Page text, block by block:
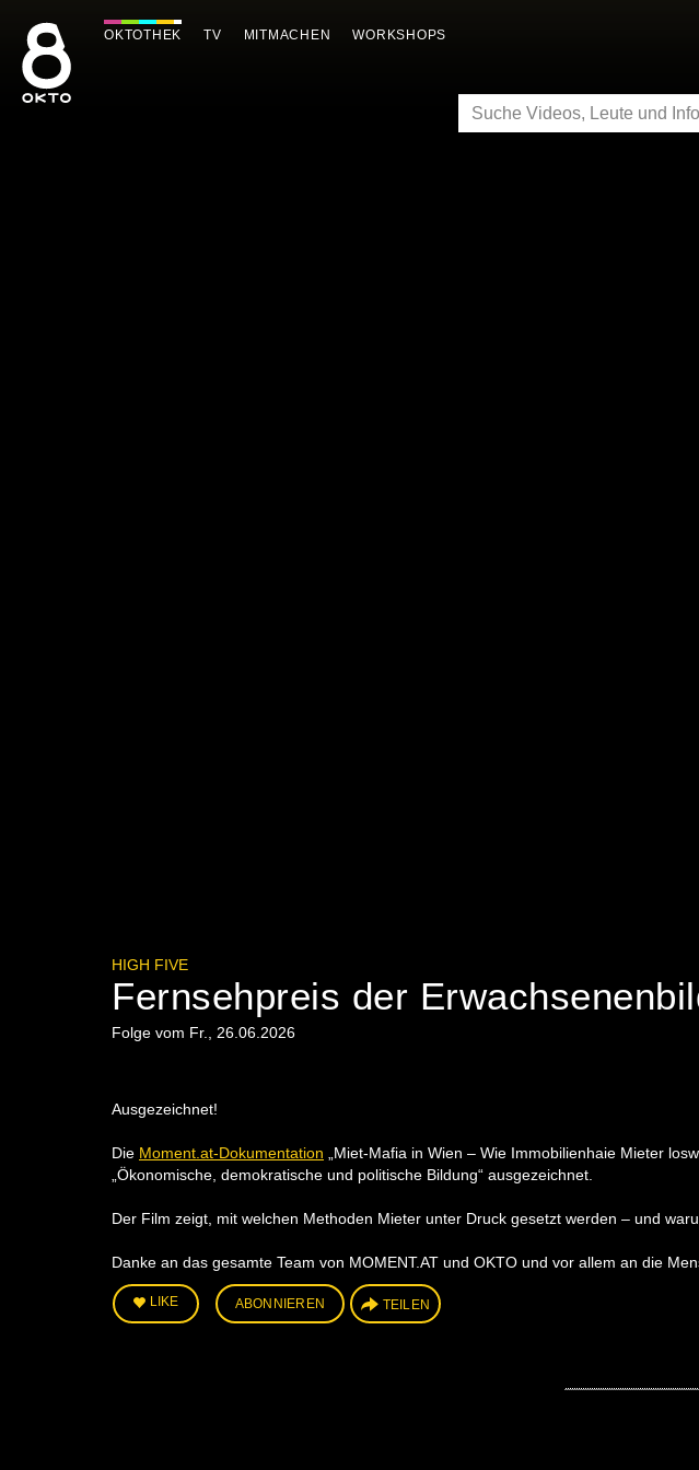
Inhalt
springen
OKTOTHEK TV MITMACHEN WORKSHOPS
SUCHE
HIGH FIVE
Fernsehpreis der
Folge vom Fr., 26.06.2026
Ausgezeichnet!
Die Moment.at-Dokumentation „Miet-Mafia in Wien – Wie Immobilienhaie Mieter
„Ökonomische, demokratische und politische Bildung“ ausgezeichnet.
Der Film zeigt, mit welchen Methoden Mieter unter Druck gesetzt werden – und
Danke an das gesamte Team von MOMENT.AT und OKTO und vor allem an die
LIKE ABONNIEREN TEILEN